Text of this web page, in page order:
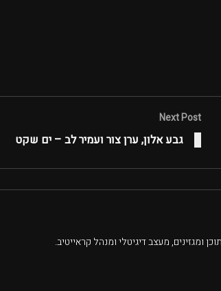
Next Post
גבע אלון, ערן צור ועמיר לב – ים שקט
ומגזינים, מעצב דיגיטלי ומנהל קראייטיב.